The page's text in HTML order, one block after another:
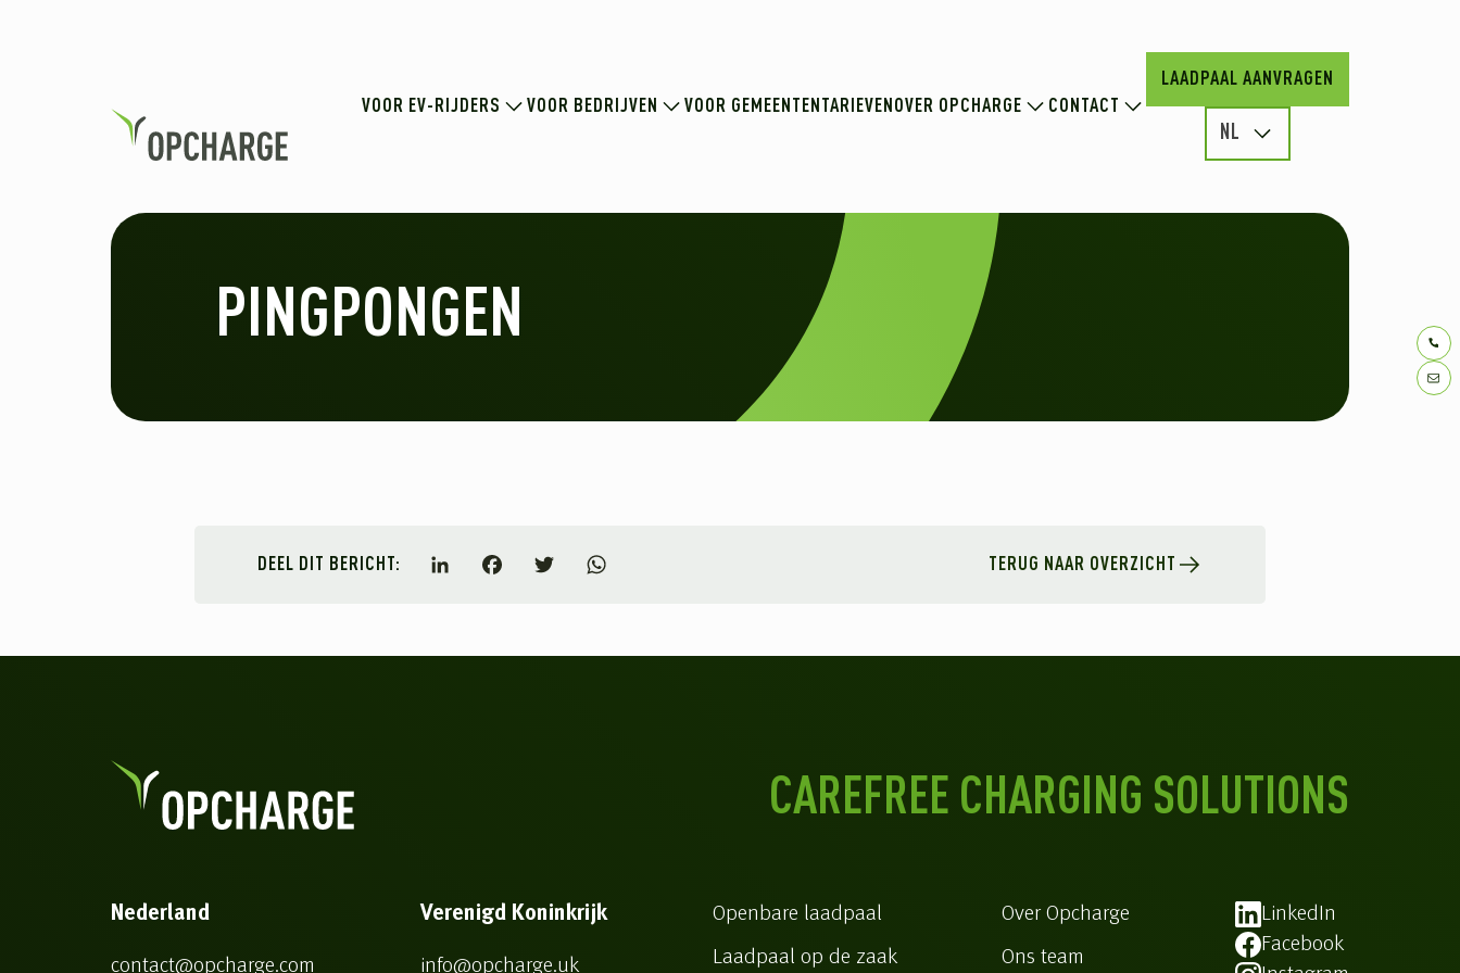
VOOR EV-RIJDERS VOOR BEDRIJVEN VOOR GEMEENTEN TARIEVEN OVER OPCHARGE CONTACT
LAADPAAL AANVRAGEN
NL
PINGPONGEN
DEEL DIT BERICHT: TERUG NAAR OVERZICHT
CAREFREE CHARGING SOLUTIONS
Nederland
contact@opcharge.com
Verenigd Koninkrijk
info@opcharge.uk
Openbare laadpaal
Laadpaal op de zaak
Over Opcharge
Ons team
LinkedIn
Facebook